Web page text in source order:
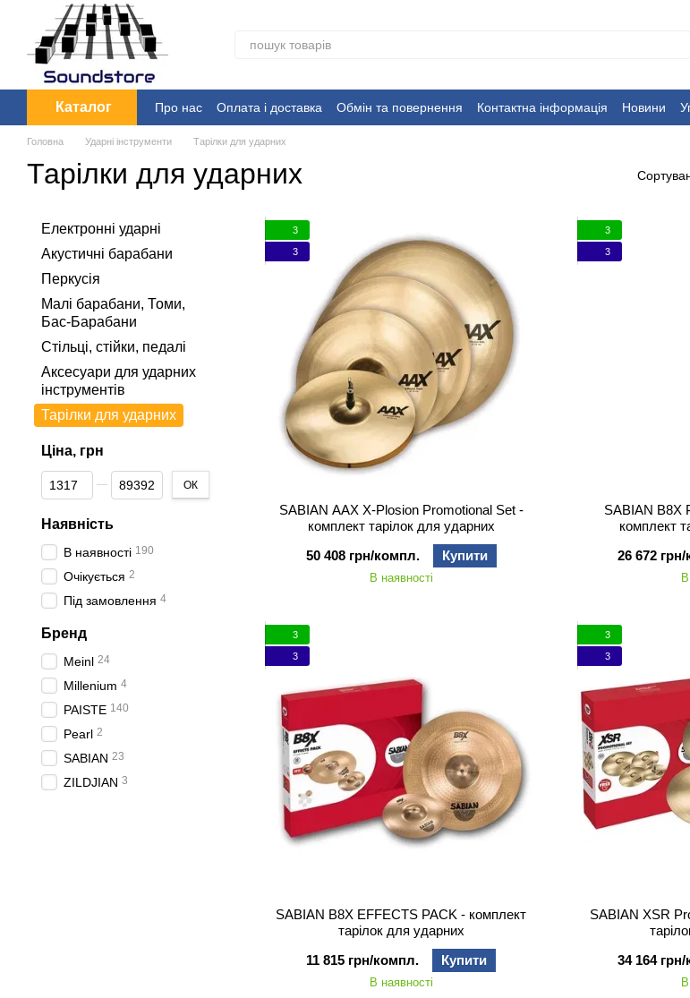
Перейти до основного контенту
Каталог Про нас Оплата і доставка Обмін та повернення Контактна інформація Новини
Головна Ударні інструменти Тарілки для ударних
Тарілки для ударних
3
3
SABIAN AAX X-Plosion Promotional Set -
комплект тарілок для ударних
50 408 грн/компл.
Купити
В наявності
3
3
SABIAN B8X
комплект
26 672
3
3
SABIAN B8X EFFECTS PACK - комплект
тарілок для ударних
11 815 грн/компл.
Купити
В наявності
3
3
SABIAN XSR
34 164
Електронні ударні
Акустичні барабани
Перкусія
Малі барабани, Томи,
Бас-Барабани
Стільці, стійки, педалі
Аксесуари для ударних
інструментів
Тарілки для ударних
Ціна, грн
Від Ціна, грн
До Ціна, грн ОК
Наявність
В наявності 190
Очікується 2
Під замовлення 4
Бренд
Meinl 24
Millenium 4
PAISTE 140
Pearl 2
SABIAN 23
ZILDJIAN 3